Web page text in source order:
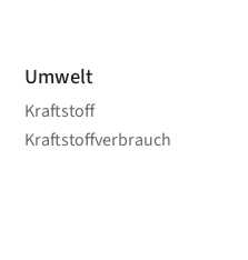
Umwelt
Kraftstoff
Kraftstoffverbrauch